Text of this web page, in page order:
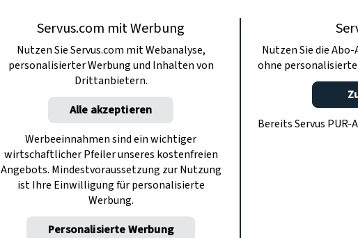
Servus.com mit Werbung
Nutzen Sie Servus.com mit Webanalyse,
personalisierter Werbung und Inhalten von
Drittanbietern.
Alle akzeptieren
Werbeeinnahmen sind ein wichtiger
wirtschaftlicher Pfeiler unseres kostenfreien
Angebots. Mindestvoraussetzung zur Nutzung
ist Ihre Einwilligung für personalisierte
Werbung.
Personalisierte Werbung
Nutzen Sie die
ohne
Bereits Servus PUR-